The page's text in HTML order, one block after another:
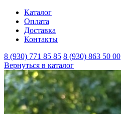
Каталог
Оплата
Доставка
Контакты
8 (930) 771 85 85 8 (930) 863 50 00
Вернуться в каталог